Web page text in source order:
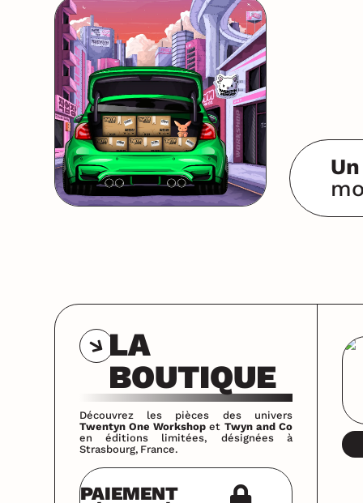
LA
BOUTIQUE
Découvrez les pièces des univers
Twentyn One Workshop et Twyn and Co
en éditions limitées, désignées à
Strasbourg, France.
PAIEMENT